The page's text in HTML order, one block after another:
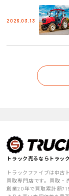
2026.03.13
トラック売るならトラッ
トラックファイブは中古
買取専門店です。買取・
創業20年で買取累計額